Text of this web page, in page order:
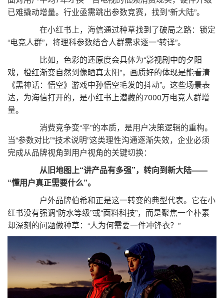
已难撬动增量。行业亟需跳出参数竞赛，找到“新大陆”。
在小红书上，海信通过种草找到了破局之路：锁定
“电竞人群”，将理科参数结合人群需求逐一“转译”。
比如，色彩的还原度会具体为“影视剧中的夕阳
戏，橙红渐变自然到像晒真太阳”，画质好的体现是能看清
《黑神话：悟空》游戏中孙悟空毛发的抖动”。这些场景表
达，为海信打开的，是小红书上潜藏的7000万电竞人群增
量。
消费竞争变“平”的本质，是用户决策逻辑的重构。
当“参数对比”“技术说明”这类理性沟通逐渐失效，企业必须
完成从品牌视角到用户视角的关键切换：
从旧地图上“讲产品有多强”，转向到新大陆——
“懂用户真正需要什么”。
户外品牌伯希和正是这一转变的典型代表。它在小
红书没有强调“防水等级”或“面料科技”，而是聚焦一个朴素
却深刻的问题做种草：“人为何需要一件冲锋衣？”